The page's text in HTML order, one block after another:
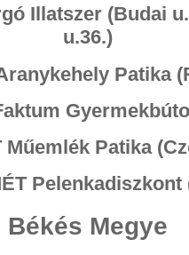
Illatszer (Budai
u.36.)
Patika
Műemlék Patika
Békés Megye